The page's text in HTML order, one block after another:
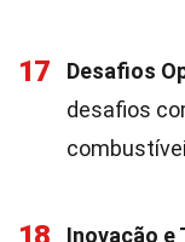
17 Desafios
desafios
Inovação e